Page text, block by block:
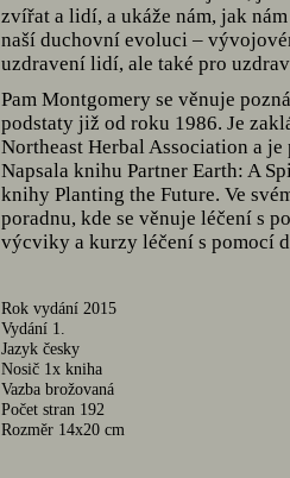
zvířat a lidí, a ukáže nám, jak
naší duchovní evoluci –
uzdravení lidí, ale také pro
Pam Montgomery se věnuje
podstaty již od roku 1986. Je
Northeast Herbal Association a
Napsala knihu Partner Earth: A
knihy Planting the Future. Ve
poradnu, kde se věnuje léčení s
výcviky a kurzy léčení s pomocí
Rok vydání 2015
Vydání 1.
Jazyk česky
Nosič 1x kniha
Vazba brožovaná
Počet stran 192
Rozměr 14x20 cm